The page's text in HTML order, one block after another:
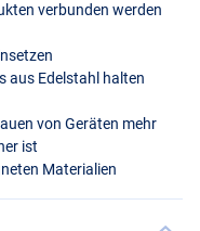
verbunden werden
aus Edelstahl halten
von Geräten mehr
ist
Materialien